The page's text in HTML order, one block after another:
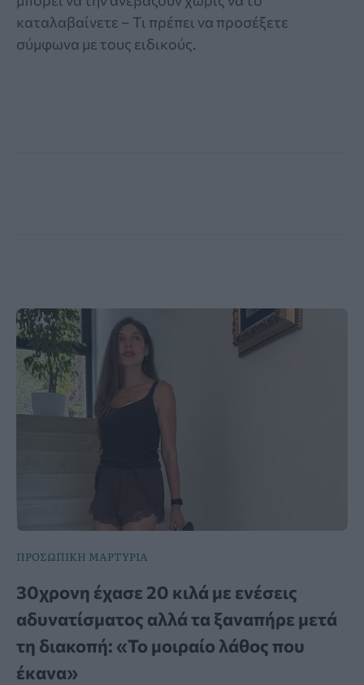
καταλαβαίνετε – Τι πρέπει να προσέξετε
σύμφωνα με τους ειδικούς.
ΠΡΟΣΩΠΙΚΗ ΜΑΡΤΥΡΙΑ
30χρονη έχασε 20 κιλά με ενέσεις
αδυνατίσματος αλλά τα ξαναπήρε μετά
τη διακοπή: «Το μοιραίο λάθος που
έκανα»